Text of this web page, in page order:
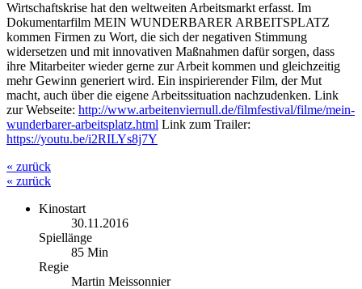
Wirtschaftskrise hat den weltweiten Arbeitsmarkt erfasst. Im
Dokumentarfilm MEIN WUNDERBARER ARBEITSPLATZ
kommen Firmen zu Wort, die sich der negativen Stimmung
widersetzen und mit innovativen Maßnahmen dafür sorgen, dass
ihre Mitarbeiter wieder gerne zur Arbeit kommen und gleichzeitig
mehr Gewinn generiert wird. Ein inspirierender Film, der Mut
macht, auch über die eigene Arbeitssituation nachzudenken. Link
zur Webseite: http://www.arbeitenviernull.de/filmfestival/filme/mein-
wunderbarer-arbeitsplatz.html Link zum Trailer:
https://youtu.be/i2RILYs8j7Y
« zurück
« zurück
Kinostart
30.11.2016
Spiellänge
85 Min
Regie
Martin Meissonnier